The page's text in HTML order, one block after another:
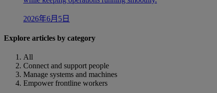
2026年6月5日
Explore articles by category
All
Connect and support people
Manage systems and machines
Empower frontline workers